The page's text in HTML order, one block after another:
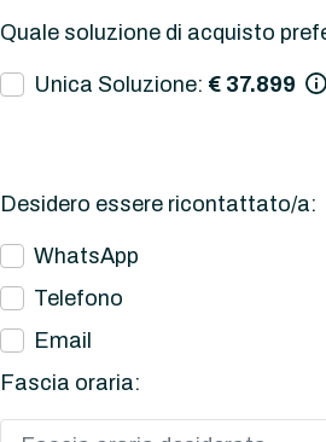
Quale soluzione di acquisto
Unica Soluzione: € 37.899
Desidero essere ricontattato/a:
WhatsApp
Telefono
Email
Fascia oraria: